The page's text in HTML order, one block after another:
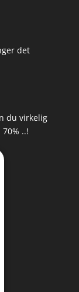
det
du virkelig
..!